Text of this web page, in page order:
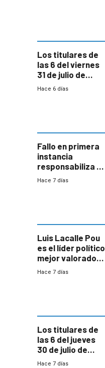
Los titulares de
las 6 del viernes
31 de julio de
2026
Hace 6 días
Fallo en primera
instancia
responsabiliza al
Estado por falta
Hace 7 días
Luis Lacalle Pou
es el líder político
mejor valorado
del país, según
Hace 7 días
Los titulares de
las 6 del jueves
30 de julio de
2026
Hace 7 días